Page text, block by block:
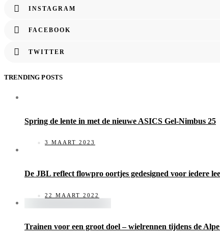
INSTAGRAM
FACEBOOK
TWITTER
TRENDING POSTS
Spring de lente in met de nieuwe ASICS Gel-Nimbus 25
3 MAART 2023
De JBL reflect flowpro oortjes gedesigned voor iedere
22 MAART 2022
Trainen voor een groot doel – wielrennen tijdens de